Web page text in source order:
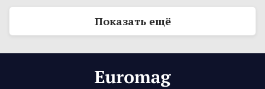
Показать ещё